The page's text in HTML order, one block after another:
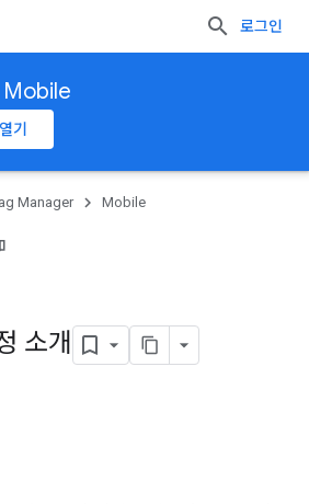
로그인
Mobile
기
Manager Mobile
소개